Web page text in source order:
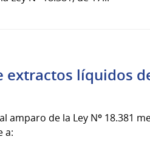
extractos líquidos
de la Ley Nº 18.381
a: